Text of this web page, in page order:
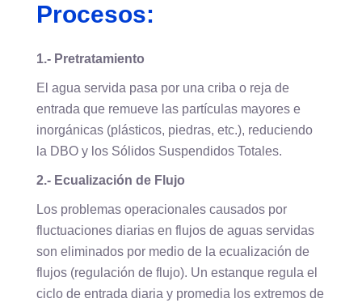
Procesos:
1.- Pretratamiento
El agua servida pasa por una criba o reja de
entrada que remueve las partículas mayores e
inorgánicas (plásticos, piedras, etc.), reduciendo
la DBO y los Sólidos Suspendidos Totales.
2.- Ecualización de Flujo
Los problemas operacionales causados por
fluctuaciones diarias en flujos de aguas servidas
son eliminados por medio de la ecualización de
flujos (regulación de flujo). Un estanque regula el
ciclo de entrada diaria y promedia los extremos de